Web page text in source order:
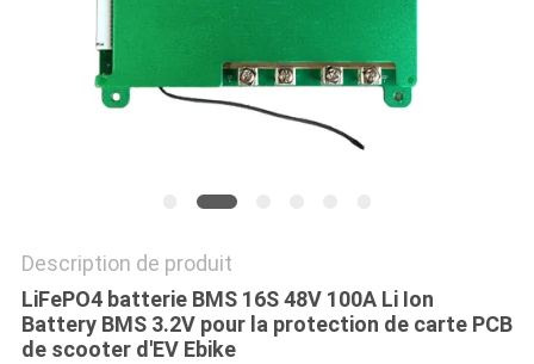
Description de produit
LiFePO4 batterie BMS 16S 48V 100A Li Ion
Battery BMS 3.2V pour la protection de carte PCB
de scooter d'EV Ebike